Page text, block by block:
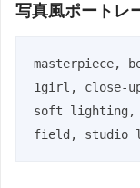
写真風ポートレ
masterpiece,
1girl, close-
soft lighting,
field, studio